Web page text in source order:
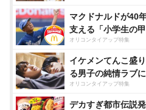
マクドナルドが40
支える「小学生の甲
オリコンタイアップ特集
イケメンてんこ盛
る男子の純情ラブ
オリコンタイアップ特集
デカすぎ都市伝説